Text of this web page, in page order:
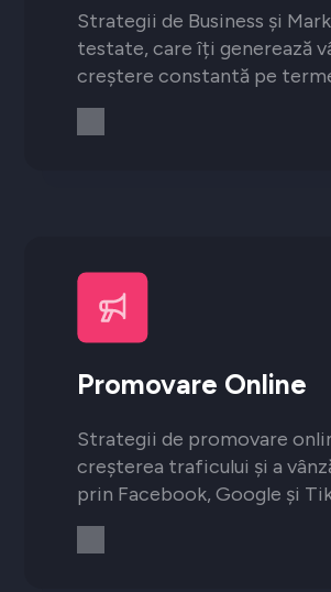
Strategii de Business și
testate, care îți generează
creștere constantă pe
Promovare Online
Strategii de promovare
creșterea traficului și a
prin Facebook, Google și